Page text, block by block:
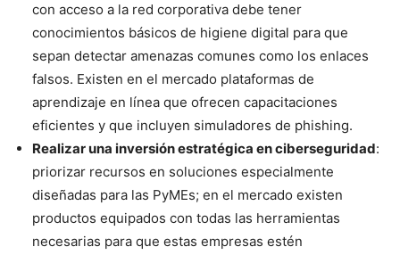
con acceso a la red corporativa debe tener
conocimientos básicos de higiene digital para que
sepan detectar amenazas comunes como los enlaces
falsos. Existen en el mercado plataformas de
aprendizaje en línea que ofrecen capacitaciones
eficientes y que incluyen simuladores de phishing.
Realizar una inversión estratégica en ciberseguridad:
priorizar recursos en soluciones especialmente
diseñadas para las PyMEs; en el mercado existen
productos equipados con todas las herramientas
necesarias para que estas empresas estén